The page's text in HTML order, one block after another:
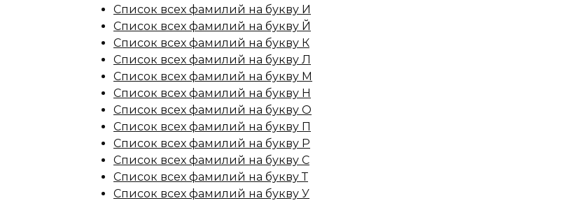
Список всех фамилий на букву И
Список всех фамилий на букву Й
Список всех фамилий на букву К
Список всех фамилий на букву Л
Список всех фамилий на букву М
Список всех фамилий на букву Н
Список всех фамилий на букву О
Список всех фамилий на букву П
Список всех фамилий на букву Р
Список всех фамилий на букву С
Список всех фамилий на букву Т
Список всех фамилий на букву У